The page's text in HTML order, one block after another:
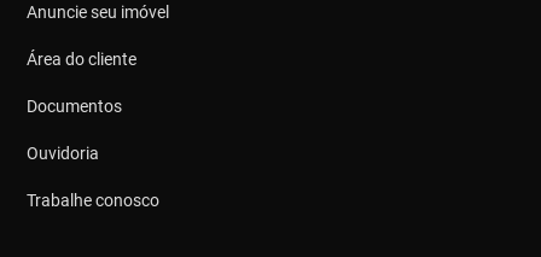
Anuncie seu imóvel
Área do cliente
Documentos
Ouvidoria
Trabalhe conosco